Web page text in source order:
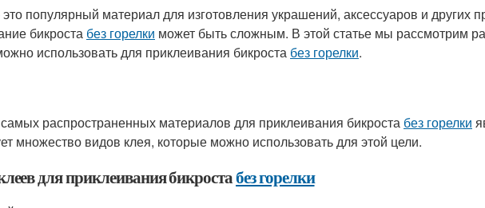
это популярный материал для изготовления украшений, аксессуаров и других
бикроста без горелки может быть сложным. В этой статье мы рассмотрим
использовать для приклеивания бикроста без горелки.
распространенных материалов для приклеивания бикроста без горелки
множество видов клея, которые можно использовать для этой цели.
для приклеивания бикростабез горелки